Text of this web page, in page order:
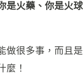
是火藥、你是火
做很多事，而且
麼！